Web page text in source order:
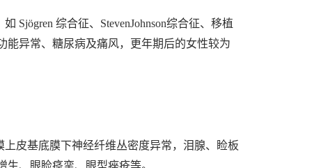
Sjögren 综合征、StevenJohnson综合征、移植
异常、糖尿病及痛风，更年期后的女性较为
皮基底膜下神经纤维丛密度异常，泪腺、睑板
、眼睑痉挛、眼型痤疮等。